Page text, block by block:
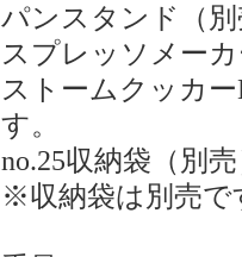
パンスタンド（
スプレッソメー
ストームクッカ
す。
no.25収納袋（別
※収納袋は別売で